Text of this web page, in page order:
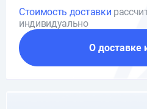
Стоимость доставки
индивидуально
О доставке